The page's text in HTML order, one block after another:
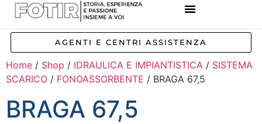
AGENTI E CENTRI ASSISTENZA
Home / Shop / IDRAULICA E IMPIANTISTICA / SISTEMA
SCARICO / FONOASSORBENTE / BRAGA 67,5
BRAGA 67,5